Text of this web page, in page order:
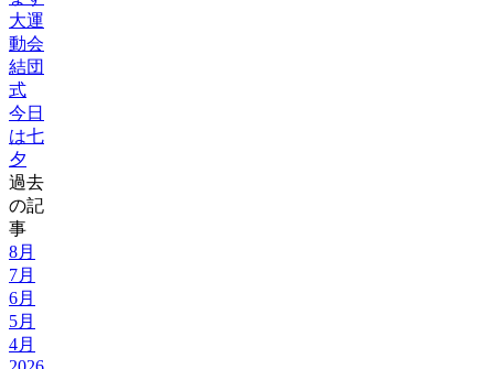
大運
動会
結団
式
今日
は七
夕
過去
の記
事
8月
7月
6月
5月
4月